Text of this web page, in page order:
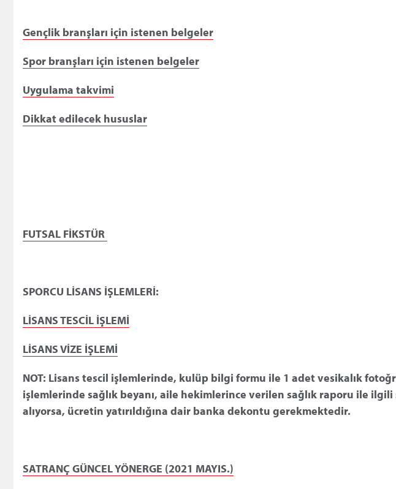
Gençlik branşları için istenen belgeler
Spor branşları için istenen belgeler
Uygulama takvimi
Dikkat edilecek hususlar
FUTSAL FİKSTÜR
SPORCU LİSANS İŞLEMLERİ:
LİSANS TESCİL İŞLEMİ
LİSANS VİZE İŞLEMİ
NOT: Lisans tescil işlemlerinde, kulüp bilgi formu ile 1 adet vesikalık
işlemlerinde sağlık beyanı, aile hekimlerince verilen sağlık raporu ile
alıyorsa, ücretin yatırıldığına dair banka dekontu gerekmektedir.
SATRANÇ GÜNCEL YÖNERGE (2021 MAYIS.)